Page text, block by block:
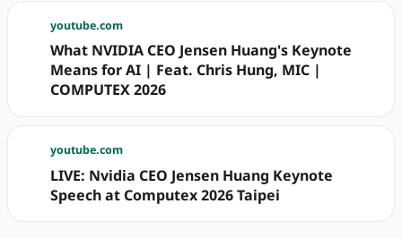
youtube.com
What NVIDIA CEO Jensen Huang's Keynote
Means for AI | Feat. Chris Hung, MIC |
COMPUTEX 2026
youtube.com
LIVE: Nvidia CEO Jensen Huang Keynote
Speech at Computex 2026 Taipei